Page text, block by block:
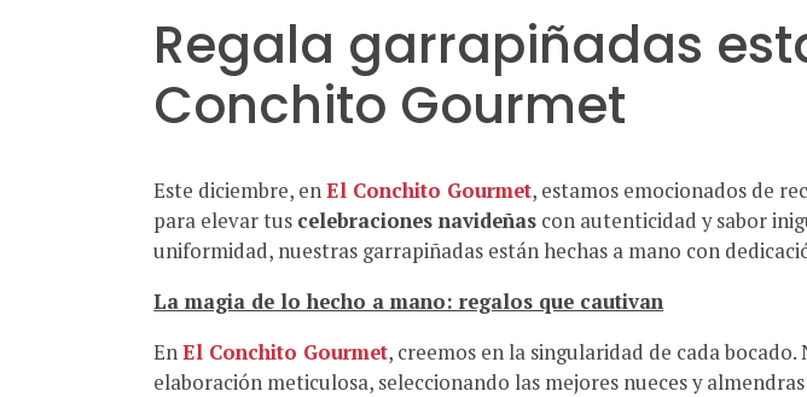
Regala garrapiñadas
Conchito Gourmet
Este diciembre, enEl Conchito Gourmet, estamos emocionados de
para elevar tus celebraciones navideñas con autenticidad y sabor
uniformidad, nuestras garrapiñadas están hechas a mano con
La magia de lo hecho a mano: regalos que cautivan
EnEl Conchito Gourmet, creemos en la singularidad de cada bocado.
elaboración meticulosa, seleccionando las mejores nueces y